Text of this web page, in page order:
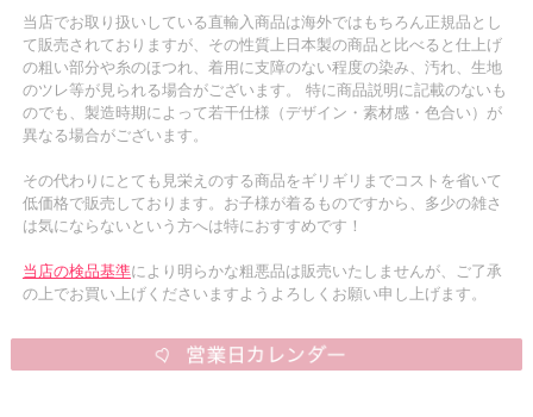
当店でお取り扱いしている直輸入商品は海外ではもちろん正規品とし
て販売されておりますが、その性質上日本製の商品と比べると仕上げ
の粗い部分や糸のほつれ、着用に支障のない程度の染み、汚れ、生地
のツレ等が見られる場合がございます。 特に商品説明に記載のないも
のでも、製造時期によって若干仕様（デザイン・素材感・色合い）が
異なる場合がございます。
その代わりにとても見栄えのする商品をギリギリまでコストを省いて
低価格で販売しております。お子様が着るものですから、多少の雑さ
は気にならないという方へは特におすすめです！
当店の検品基準により明らかな粗悪品は販売いたしませんが、ご了承
の上でお買い上げくださいますようよろしくお願い申し上げます。